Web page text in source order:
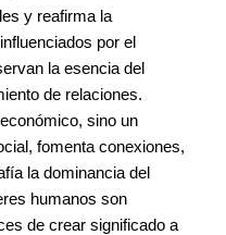
y reafirma la
por el
la esencia del
de relaciones.
sino un
fomenta conexiones,
la dominancia del
humanos son
de crear significado a